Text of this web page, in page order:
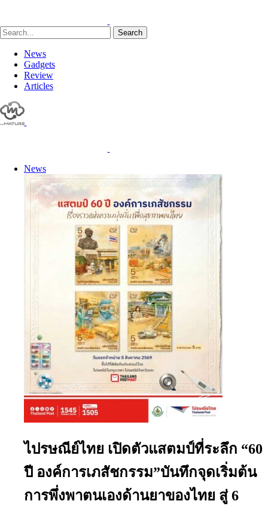
Search
News
Gadgets
Review
Articles
News
ไปรษณีย์ไทย เปิดตัวแสตมป์ที่ระลึก “60
ปี องค์การเภสัชกรรม”บันทึกจุดเริ่มต้น
การพึ่งพาตนเองด้านยาของไทย สู่ 6